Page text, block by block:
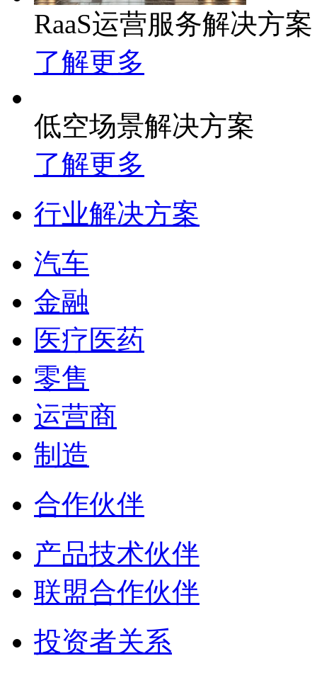
RaaS运营服务解决方案
了解更多
低空场景解决方案
了解更多
行业解决方案
汽车
金融
医疗医药
零售
运营商
制造
合作伙伴
产品技术伙伴
联盟合作伙伴
投资者关系